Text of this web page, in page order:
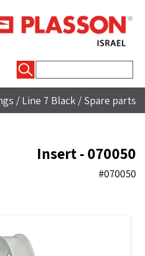
/ Line 7 Black / Spare parts
Insert - 070050
#070050